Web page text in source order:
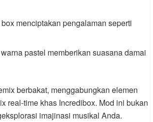
menciptakan pengalaman seperti
pastel memberikan suasana damai
berbakat, menggabungkan elemen
real-time khas Incredibox. Mod ini bukan
imajinasi musikal Anda.